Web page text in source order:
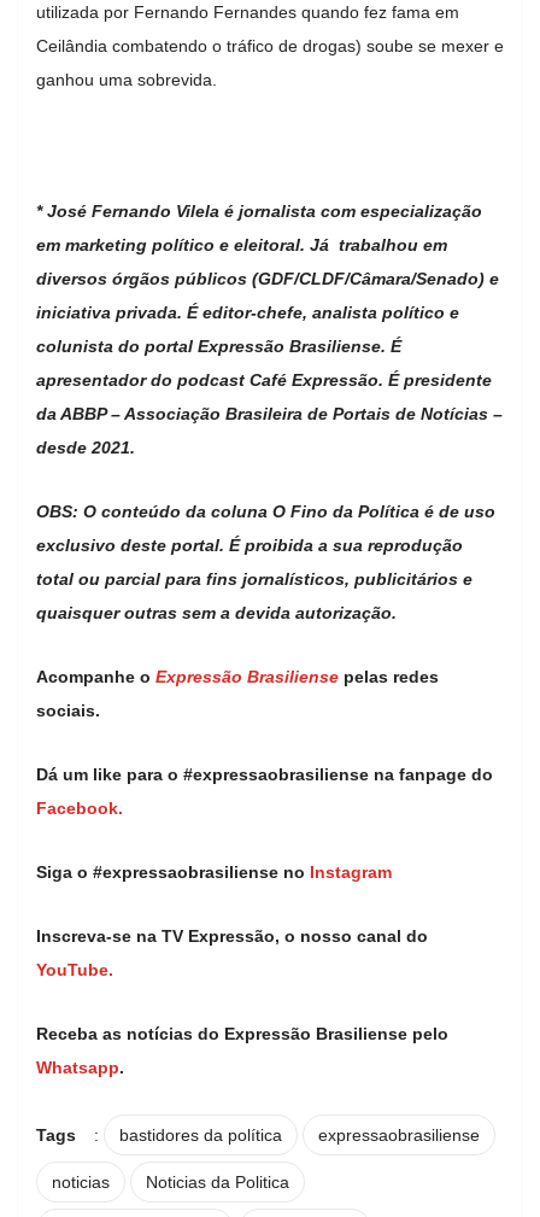
utilizada por Fernando Fernandes quando fez fama em
Ceilândia combatendo o tráfico de drogas) soube se mexer e
ganhou uma sobrevida.
* José Fernando Vilela é jornalista com especialização
em marketing político e eleitoral. Já trabalhou em
diversos órgãos públicos (GDF/CLDF/Câmara/Senado) e
iniciativa privada. É editor-chefe, analista político e
colunista do portal Expressão Brasiliense. É
apresentador do podcast Café Expressão. É presidente
da ABBP – Associação Brasileira de Portais de Notícias –
desde 2021.
OBS: O conteúdo da coluna O Fino da Política é de uso
exclusivo deste portal. É proibida a sua reprodução
total ou parcial para fins jornalísticos, publicitários e
quaisquer outras sem a devida autorização.
Acompanhe o Expressão Brasiliense pelas redes
sociais.
Dá um like para o #expressaobrasiliense na fanpage do
Facebook.
Siga o #expressaobrasiliense no Instagram
Inscreva-se na TV Expressão, o nosso canal do
YouTube.
Receba as notícias do Expressão Brasiliense pelo
Whatsapp.
Tags : bastidores da política expressaobrasiliense
noticias Noticias da Politica